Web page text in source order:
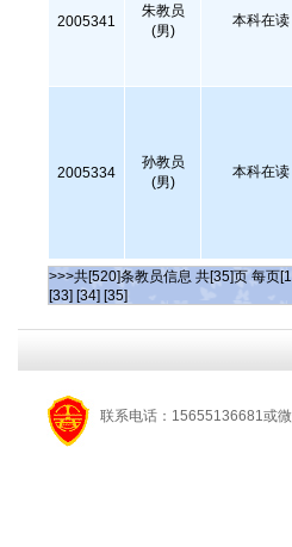
2005341
朱教员
(男)
本科在读
2005334
孙教员
(男)
本科在读
>>>共[520]条教员信息 共[35]页 每页
[33] [34] [35]
联系电话：15655136681或